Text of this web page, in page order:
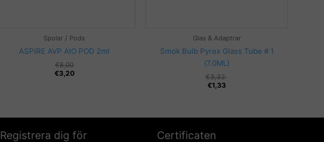
Spolar / Pods
ASPIRE AVP AIO POD 2ml
€8,00
€3,20
Glas & Adaptrar
Smok Bulb Pyrex Glass Tube # 1
(7.0ML)
€3,32
€1,33
Registrera dig för
Certificaten